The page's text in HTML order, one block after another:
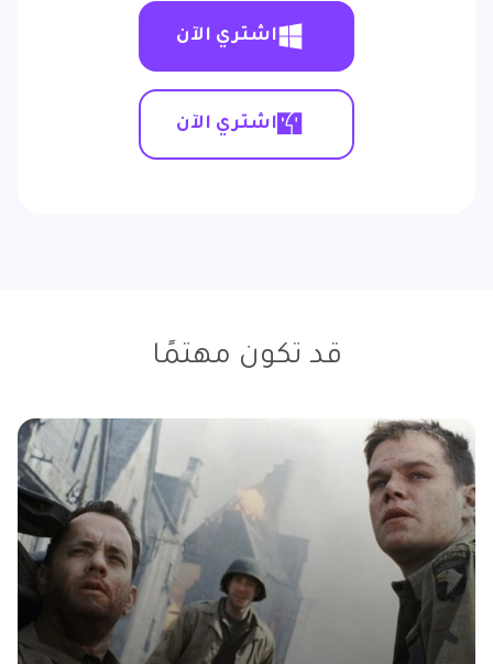
اشتري الآن
اشتري الآن
قد تكون مهتمًا